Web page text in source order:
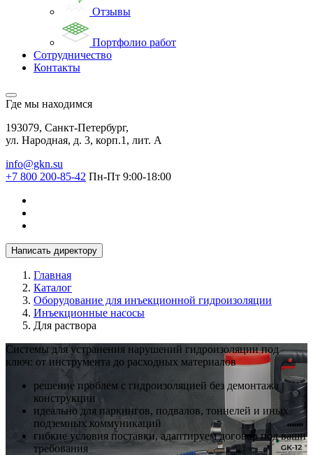
Отзывы
Портфолио работ
Сотрудничество
Контакты
Где мы находимся
193079, Санкт-Петербург,
ул. Народная, д. 3, корп.1, лит. А
info@gkn.su
+7 800 200-85-42 Пн-Пт 9:00-18:00
Написать директору
Главная
Каталог
Оборудование для инъекционной гидроизоляции
Инъекционные насосы
Для раствора
Системы для устранения нарушений гидроизоляции под
ключ: от инструмента до расходных материалов
решение проблем с гидроизоляцией без демонтажа
конструкции
идеально для паркингов, подвалов, тоннелей и иных
подземных коммуникаций
гибкие условия поставки, адаптируем договор под ваши
требования